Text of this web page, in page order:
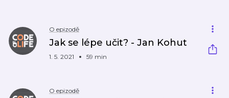
O epizodě
Jak se lépe učit? - Jan Kohut
1. 5. 2021 59 min
O epizodě